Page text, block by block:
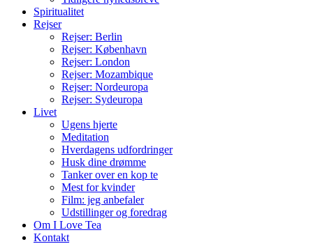
Spiritualitet
Rejser
Rejser: Berlin
Rejser: København
Rejser: London
Rejser: Mozambique
Rejser: Nordeuropa
Rejser: Sydeuropa
Livet
Ugens hjerte
Meditation
Hverdagens udfordringer
Husk dine drømme
Tanker over en kop te
Mest for kvinder
Film: jeg anbefaler
Udstillinger og foredrag
Om I Love Tea
Kontakt